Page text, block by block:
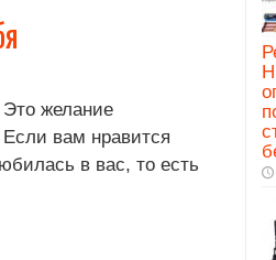
Это желание
Если вам нравится
в вас, то есть